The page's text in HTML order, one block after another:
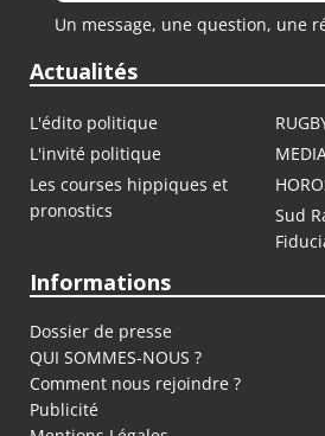
Un message, une question, une
Actualités
L'édito politique
L'invité politique
Les courses hippiques et
pronostics
Sud
Informations
Dossier de presse
QUI SOMMES-NOUS ?
Comment nous rejoindre ?
Publicité